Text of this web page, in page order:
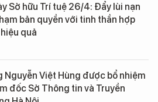
Sở hữu Trí tuệ 26/4: Đẩy lùi nạn
bản quyền với tinh thần hợp
quả
Nguyễn Việt Hùng được bổ nhiệm
đốc Sở Thông tin và Truyền